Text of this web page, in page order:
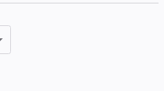
мова‎